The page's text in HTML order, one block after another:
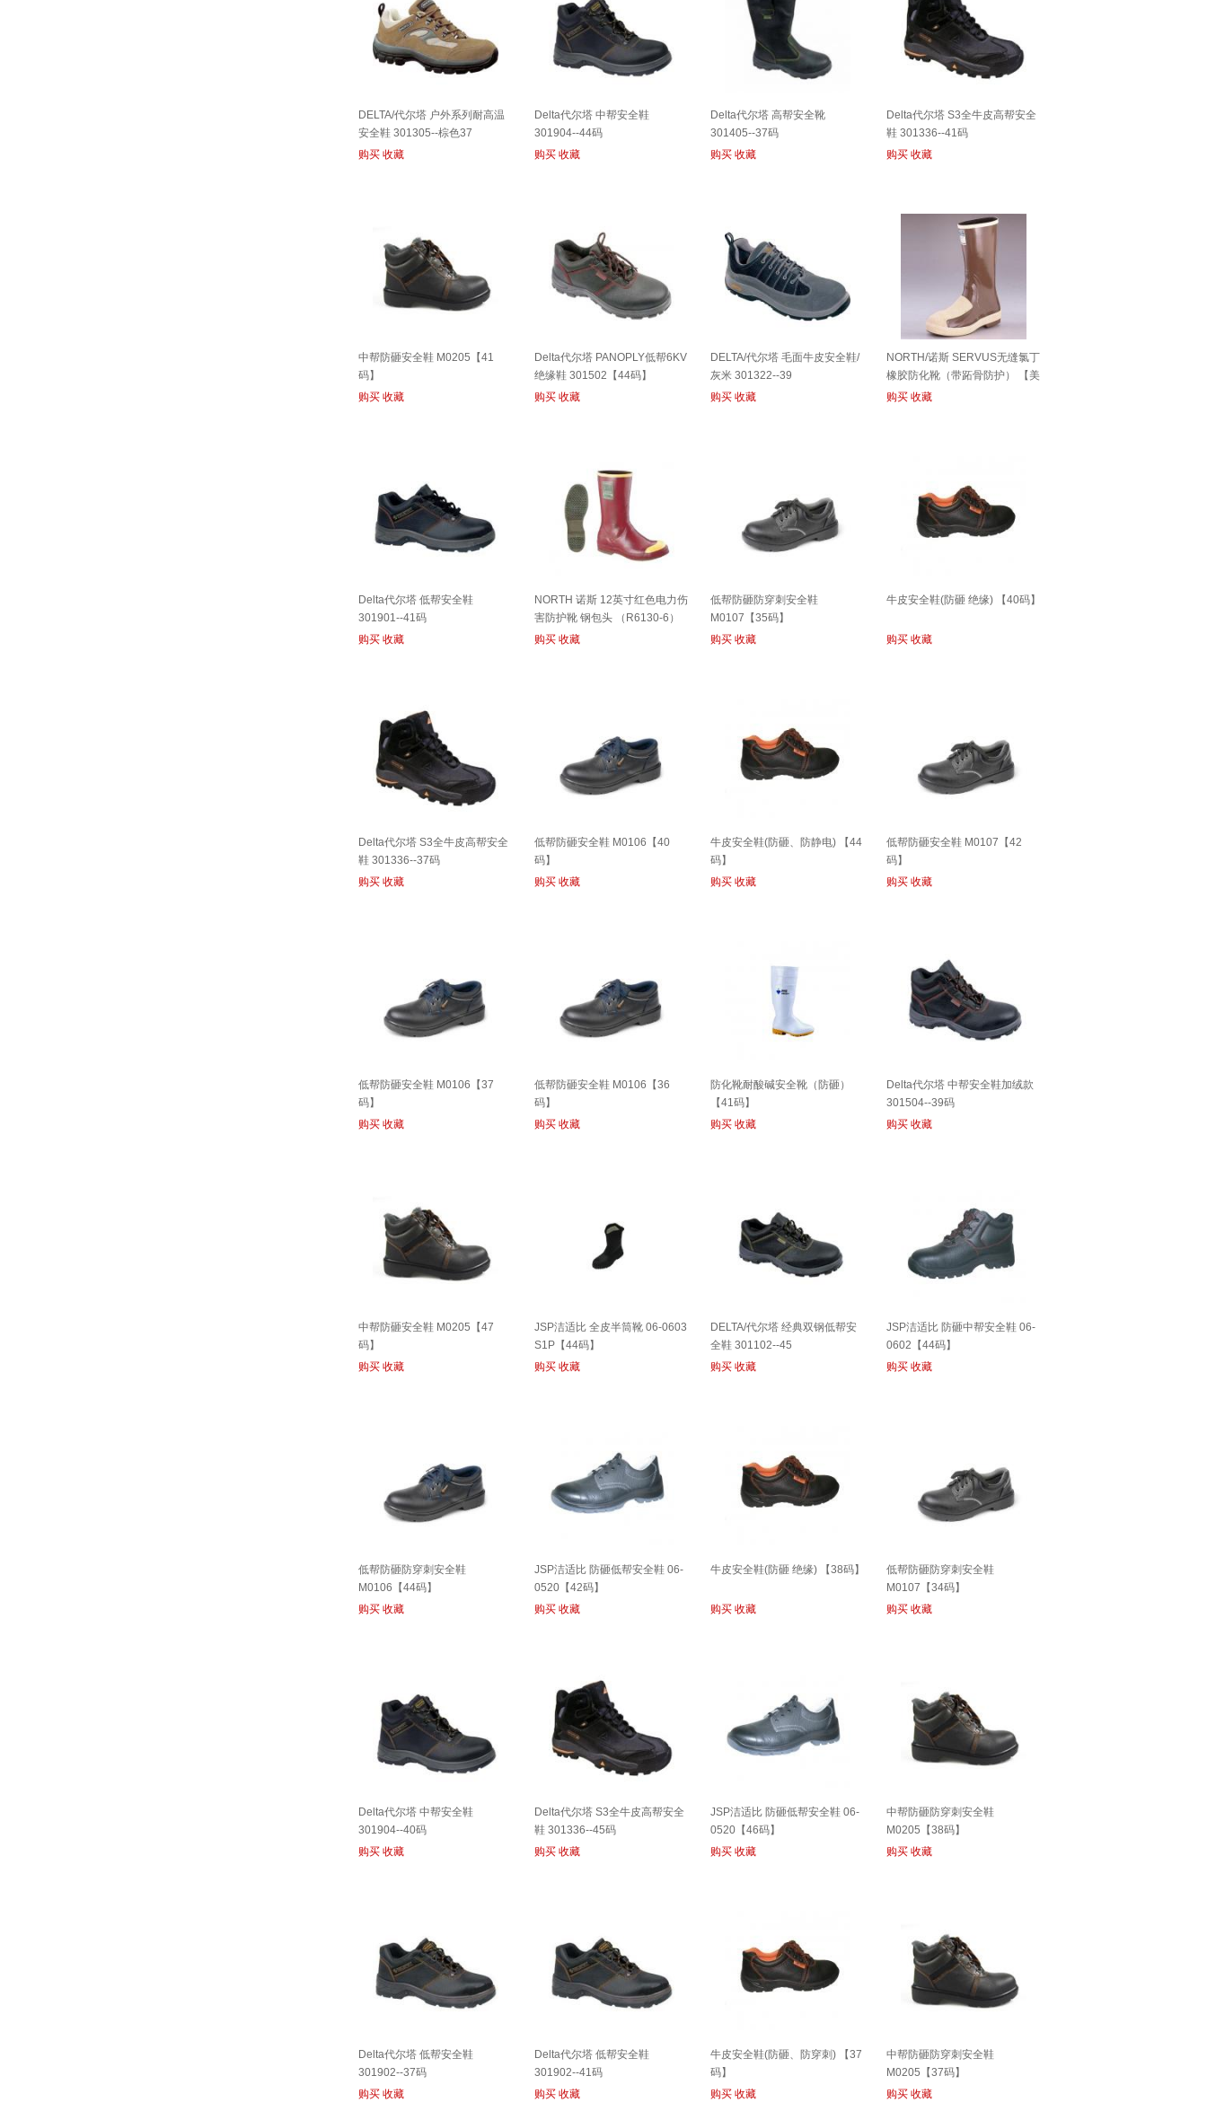
DELTA/代尔塔 户外系列耐高温
安全鞋 301305--棕色37
购买 收藏
Delta代尔塔 中帮安全鞋
301904--44码
购买 收藏
Delta代尔塔 高帮安全靴
301405--37码
购买 收藏
Delta代尔塔 S3全牛皮高帮安全
鞋 301336--41码
购买 收藏
中帮防砸安全鞋 M0205【41
码】
购买 收藏
Delta代尔塔 PANOPLY低帮6KV
绝缘鞋 301502【44码】
购买 收藏
DELTA/代尔塔 毛面牛皮安全鞋/
灰米 301322--39
购买 收藏
NORTH/诺斯 SERVUS无缝氯丁
橡胶防化靴（带跖骨防护） 【美
码12】 (22206)
购买 收藏
Delta代尔塔 低帮安全鞋
301901--41码
购买 收藏
NORTH 诺斯 12英寸红色电力伤
害防护靴 钢包头 （R6130-6）
购买 收藏
低帮防砸防穿刺安全鞋
M0107【35码】
购买 收藏
牛皮安全鞋(防砸 绝缘) 【40码】
购买 收藏
Delta代尔塔 S3全牛皮高帮安全
鞋 301336--37码
购买 收藏
低帮防砸安全鞋 M0106【40
码】
购买 收藏
牛皮安全鞋(防砸、防静电) 【44
码】
购买 收藏
低帮防砸安全鞋 M0107【42
码】
购买 收藏
低帮防砸安全鞋 M0106【37
码】
购买 收藏
低帮防砸安全鞋 M0106【36
码】
购买 收藏
防化靴耐酸碱安全靴（防砸）
【41码】
购买 收藏
Delta代尔塔 中帮安全鞋加绒款
301504--39码
购买 收藏
中帮防砸安全鞋 M0205【47
码】
购买 收藏
JSP洁适比 全皮半筒靴 06-0603
S1P【44码】
购买 收藏
DELTA/代尔塔 经典双钢低帮安
全鞋 301102--45
购买 收藏
JSP洁适比 防砸中帮安全鞋 06-
0602【44码】
购买 收藏
低帮防砸防穿刺安全鞋
M0106【44码】
购买 收藏
JSP洁适比 防砸低帮安全鞋 06-
0520【42码】
购买 收藏
牛皮安全鞋(防砸 绝缘) 【38码】
购买 收藏
低帮防砸防穿刺安全鞋
M0107【34码】
购买 收藏
Delta代尔塔 中帮安全鞋
301904--40码
购买 收藏
Delta代尔塔 S3全牛皮高帮安全
鞋 301336--45码
购买 收藏
JSP洁适比 防砸低帮安全鞋 06-
0520【46码】
购买 收藏
中帮防砸防穿刺安全鞋
M0205【38码】
购买 收藏
Delta代尔塔 低帮安全鞋
301902--37码
购买 收藏
Delta代尔塔 低帮安全鞋
301902--41码
购买 收藏
牛皮安全鞋(防砸、防穿刺) 【37
码】
购买 收藏
中帮防砸防穿刺安全鞋
M0205【37码】
购买 收藏